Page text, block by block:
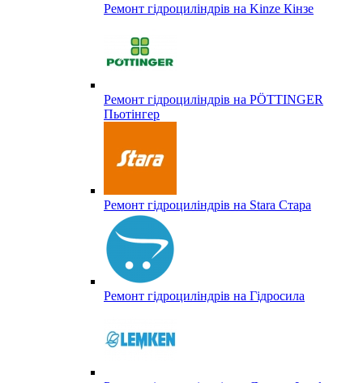
Ремонт гідроциліндрів на Kinze Кінзе
Ремонт гідроциліндрів на PÖTTINGER
Пьотінгер
Ремонт гідроциліндрів на Stara Стара
Ремонт гідроциліндрів на Гідросила